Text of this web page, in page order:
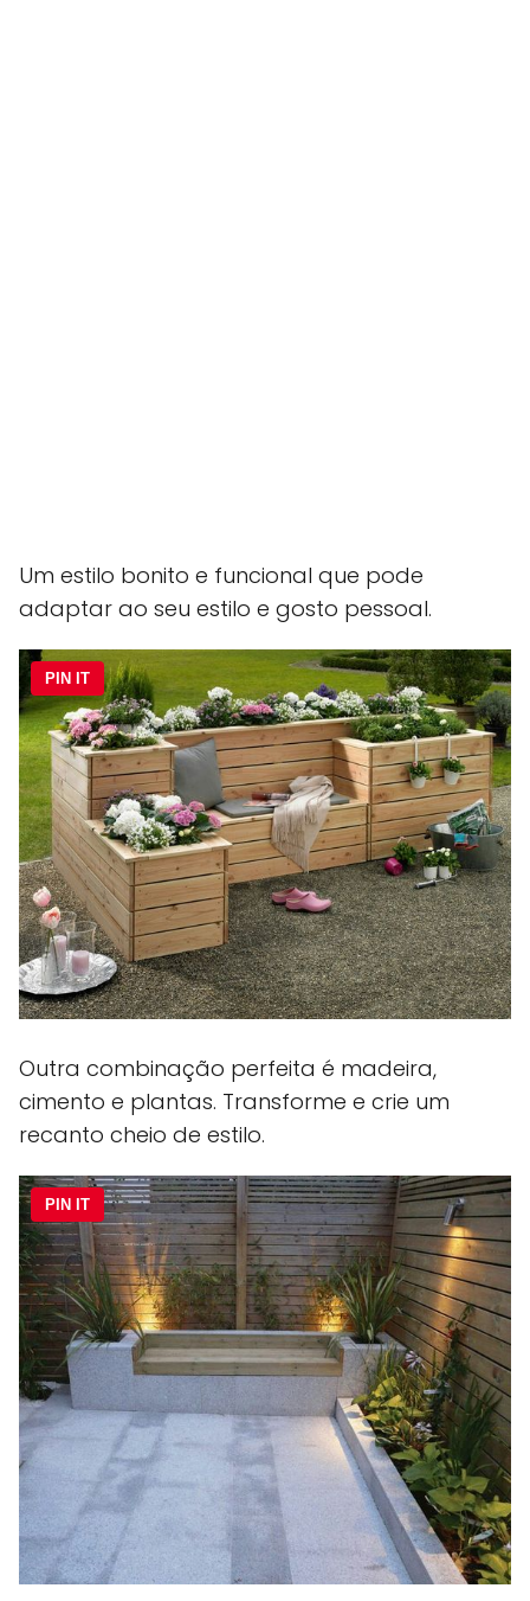
Um estilo bonito e funcional que pode
adaptar ao seu estilo e gosto pessoal.
PIN IT
Outra combinação perfeita é madeira,
cimento e plantas. Transforme e crie um
recanto cheio de estilo.
PIN IT